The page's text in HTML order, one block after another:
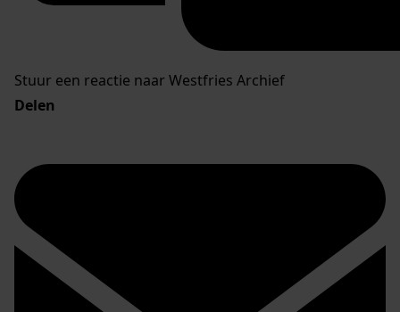
Stuur een reactie naar Westfries Archief
Delen